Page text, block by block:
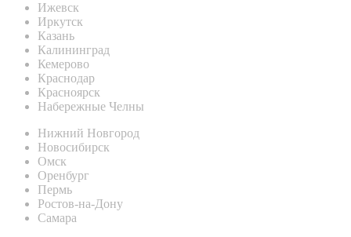
Ижевск
Иркутск
Казань
Калининград
Кемерово
Краснодар
Красноярск
Набережные Челны
Нижний Новгород
Новосибирск
Омск
Оренбург
Пермь
Ростов-на-Дону
Самара